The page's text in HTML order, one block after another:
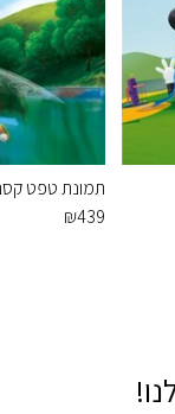
תמונת טפט
₪439